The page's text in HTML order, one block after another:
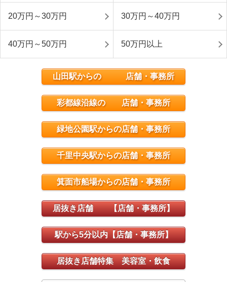
20万円～30万円 30万円～40万円
40万円～50万円 50万円以上
山田駅からの 店舗・事務所
彩都線沿線の 店舗・事務所
緑地公園駅からの店舗・事務所
千里中央駅からの店舗・事務所
箕面市船場からの店舗・事務所
居抜き店舗 【店舗・事務所】
駅から5分以内【店舗・事務所】
居抜き店舗特集 美容室・飲食